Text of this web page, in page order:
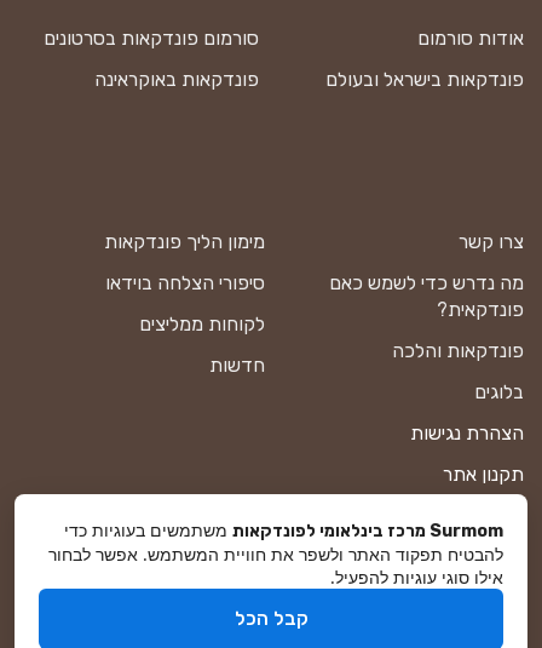
צרו קשר
מה נדרש כדי לשמש כאם
פונדקאית?
פונדקאות והלכה
בלוגים
הצהרת נגישות
תקנון אתר
מפת אתר
מימון הליך פונדקאות
סיפורי הצלחה בוידאו
לקוחות ממליצים
חדשות
אודות סורמום
סורמום פונדקאות בסרטונים
פונדקאות בישראל ובעולם
פונדקאות באוקראינה
Surmom מרכז בינלאומי לפונדקאות
משתמשים בעוגיות כדי
להבטיח תפקוד האתר ולשפר את חוויית המשתמש. אפשר לבחור
אילו סוגי עוגיות להפעיל.
קבל הכל